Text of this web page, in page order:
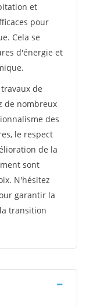
et
pour
Cela se
d'énergie et
de
de nombreux
des
le respect
de la
sont
N'hésitez
garantir la
transition